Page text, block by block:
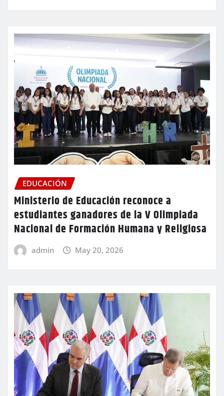
EDUCACIÓN
Ministerio de Educación reconoce a
estudiantes ganadores de la V Olimpiada
Nacional de Formación Humana y Religiosa
admin May 20, 2026